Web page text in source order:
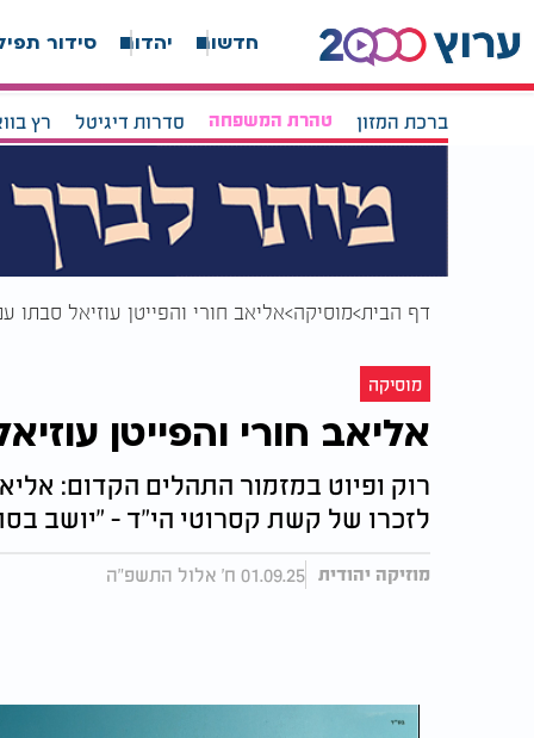
חדשות יהדות סידור
ברכת המזון טהרת המשפחה סדרות דיגיטל רץ
דף הבית מוסיקה אליאב חורי והפייטן עוזיאל סבתו
מוסיקה
אליאב חורי והפייטן
רוק ופיוט במזמור התהלים הקדום:
לזכרו של קשת קסרוטי הי"ד - "יושב
מוזיקה יהודית 01.09.25 ח' אלול התשפ"ה